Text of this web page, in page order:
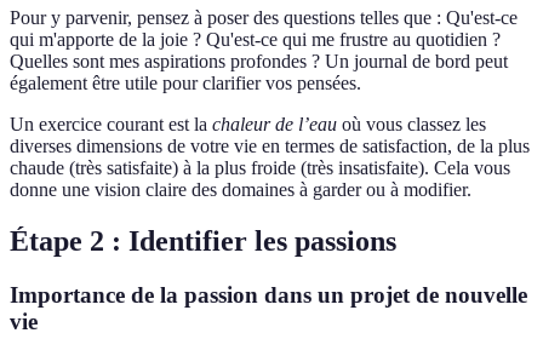
Pour y parvenir, pensez à poser des questions telles que : Qu'est-ce
qui m'apporte de la joie ? Qu'est-ce qui me frustre au quotidien ?
Quelles sont mes aspirations profondes ? Un journal de bord peut
également être utile pour clarifier vos pensées.
Un exercice courant est la chaleur de l’eau où vous classez les
diverses dimensions de votre vie en termes de satisfaction, de la plus
chaude (très satisfaite) à la plus froide (très insatisfaite). Cela vous
donne une vision claire des domaines à garder ou à modifier.
Étape 2 : Identifier les passions
Importance de la passion dans un projet de nouvelle
vie